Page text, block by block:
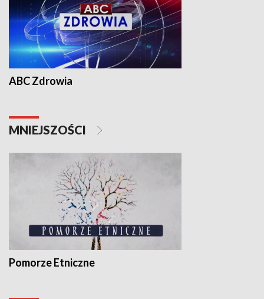
ABC Zdrowia
MNIEJSZOŚCI
Pomorze Etniczne